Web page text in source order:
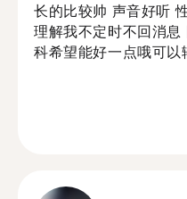
长的比较帅 声音好听
理解我不定时不回消
科希望能好一点哦可以